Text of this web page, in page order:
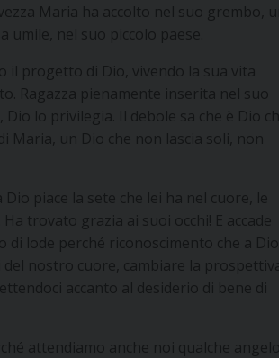
Maria ha accolto nel suo grembo, un
nel suo piccolo paese.
progetto di Dio, vivendo la sua vita
Ragazza pienamente inserita nel suo
lo privilegia. Il debole sa che è Dio che
un Dio che non lascia soli, non
piace la sete che lei ha nel cuore, le
trovato grazia ai suoi occhi! E accade
lode perché riconoscimento che a Dio
nostro cuore, cambiare la prospettiva,
accanto al desiderio di bene di
attendiamo anche noi qualche angelo